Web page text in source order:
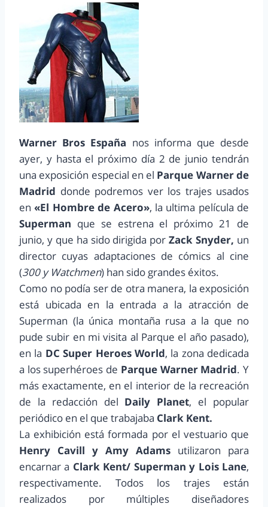
Warner Bros España nos informa que desde
ayer, y hasta el próximo día 2 de junio tendrán
una exposición especial en el Parque Warner de
Madrid donde podremos ver los trajes usados
en«El Hombre de Acero», la ultima película de
Superman que se estrena el próximo 21 de
junio, y que ha sido dirigida por Zack Snyder, un
director cuyas adaptaciones de cómics al cine
(300 y Watchmen) han sido grandes éxitos.
Como no podía ser de otra manera, la exposición
está ubicada en la entrada a la atracción de
Superman (la única montaña rusa a la que no
pude subir en mi visita al Parque el año pasado),
en la DC Super Heroes World, la zona dedicada
a los superhéroes de Parque Warner Madrid. Y
más exactamente, en el interior de la recreación
de la redacción del Daily Planet, el popular
periódico en el que trabajaba Clark Kent.
La exhibición está formada por el vestuario que
Henry Cavill y Amy Adams utilizaron para
encarnar a Clark Kent/ Superman y Lois Lane,
respectivamente. Todos los trajes están
realizados por múltiples diseñadores